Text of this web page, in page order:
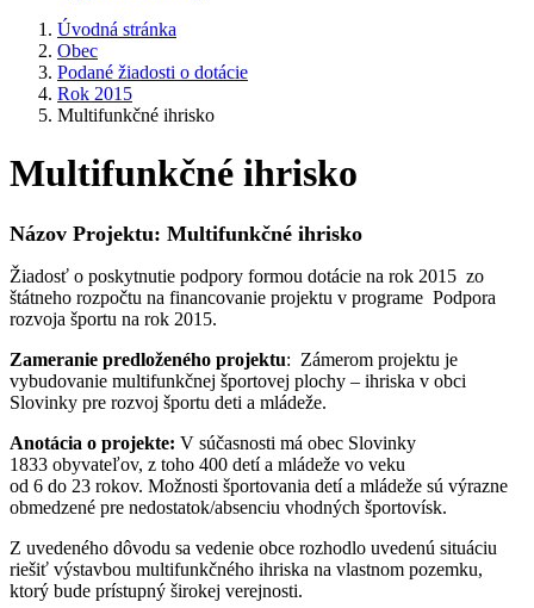
Úvodná stránka
Obec
Podané žiadosti o dotácie
Rok 2015
Multifunkčné ihrisko
Multifunkčné ihrisko
Názov Projektu: Multifunkčné ihrisko
Žiadosť o poskytnutie podpory formou dotácie na rok 2015 zo
štátneho rozpočtu na financovanie projektu v programe Podpora
rozvoja športu na rok 2015.
Zameranie predloženého projektu: Zámerom projektu je
vybudovanie multifunkčnej športovej plochy – ihriska v obci
Slovinky pre rozvoj športu deti a mládeže.
Anotácia o projekte: V súčasnosti má obec Slovinky
1833 obyvateľov, z toho 400 detí a mládeže vo veku
od 6 do 23 rokov. Možnosti športovania detí a mládeže sú výrazne
obmedzené pre nedostatok/absenciu vhodných športovísk.
Z uvedeného dôvodu sa vedenie obce rozhodlo uvedenú situáciu
riešiť výstavbou multifunkčného ihriska na vlastnom pozemku,
ktorý bude prístupný širokej verejnosti.